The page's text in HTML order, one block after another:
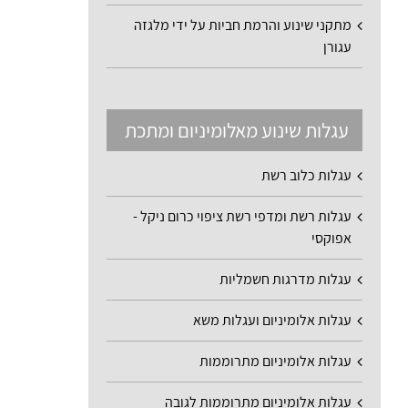
מתקני שינוע והרמת חביות על ידי מלגזה
עגורן
עגלות שינוע מאלומיניום ומתכת
עגלות כלוב רשת
עגלות רשת ומדפי רשת ציפוי כרום ניקל -
אפוקסי
עגלות מדרגות חשמליות
עגלות אלומיניום ועגלות משא
עגלות אלומיניום מתרוממות
עגלות אלומיניום מתרוממות לגובה